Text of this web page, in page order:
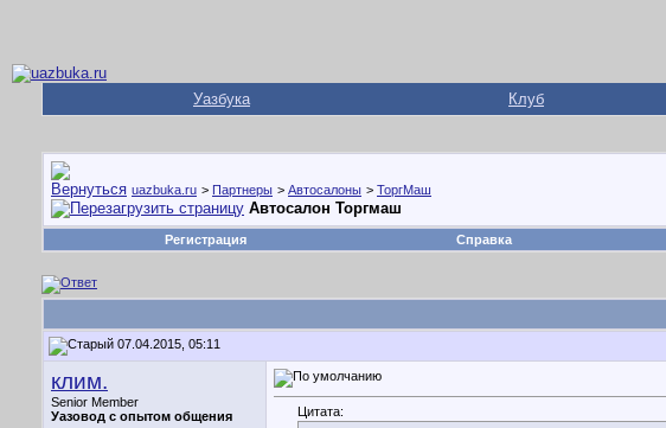
Уазбука Клуб
uazbuka.ru > Партнеры > Автосалоны > ТоргМаш
Автосалон Торгмаш
Регистрация Справка
07.04.2015, 05:11
клим.
Senior Member
Уазовод с опытом общения
Цитата: